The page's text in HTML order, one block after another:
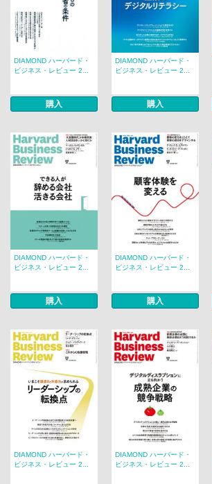
DIAMOND ハーバード・
ビジネス・レビュー 2...
購入
DIAMOND ハーバード・
ビジネス・レビュー 2...
購入
DIAMOND ハーバード・
ビジネス・レビュー 2...
購入
DIAMOND ハーバード・
ビジネス・レビュー 2...
購入
DIAMOND ハーバード・
ビジネス・レビュー 2...
DIAMOND ハーバード・
ビジネス・レビュー 2...